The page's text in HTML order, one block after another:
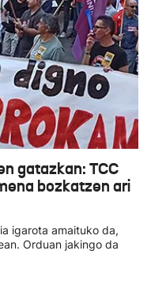
gatazkan: TCC
bozkatzen ari
igarota amaituko da,
Orduan jakingo da